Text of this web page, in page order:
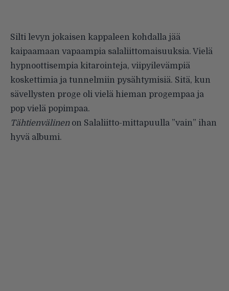
Silti levyn jokaisen kappaleen kohdalla jää
kaipaamaan vapaam­pia salaliittomaisuuksia. Vielä
hyp­noottisempia kitarointeja, viipyile­vämpiä
koskettimia ja tunnelmiin pysähtymisiä. Sitä, kun
sävellysten proge oli vielä hieman progempaa ja
pop vielä popimpaa.
Tähtienvälinen on Salaliitto-mit­tapuulla ”vain” ihan
hyvä albumi.